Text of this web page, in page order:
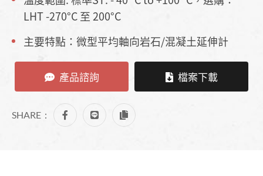
LHT -270°C 至 200°C
主要特點：微型平均軸向岩石/混凝土延伸計
產品諮詢 檔案下載
SHARE：